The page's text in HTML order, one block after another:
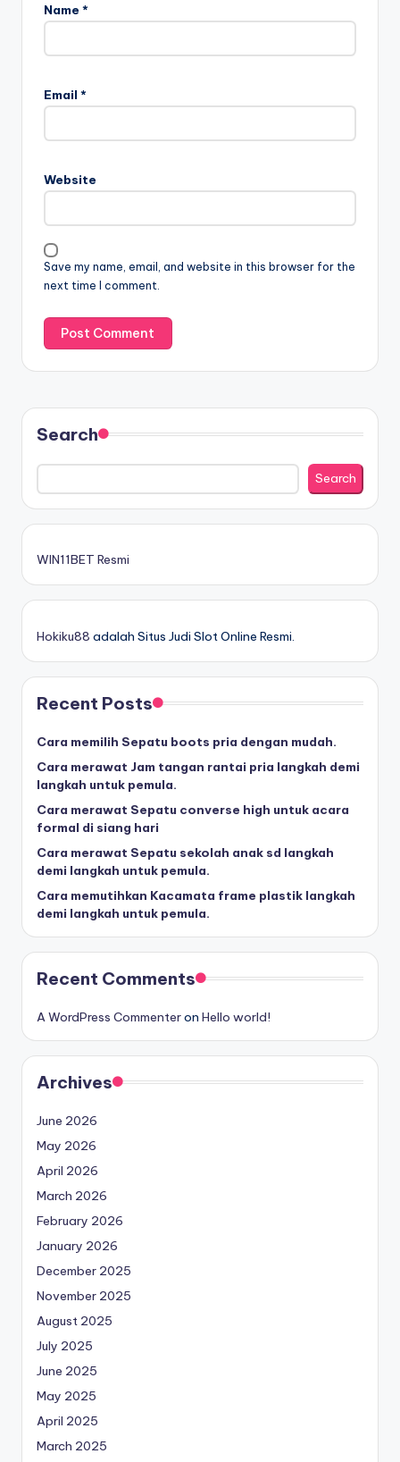
Name *
Email *
Website
Save my name, email, and website in this browser for the
next time I comment.
Search
Search
WIN11BET Resmi
Hokiku88 adalah Situs Judi Slot Online Resmi.
Recent Posts
Cara memilih Sepatu boots pria dengan mudah.
Cara merawat Jam tangan rantai pria langkah demi
langkah untuk pemula.
Cara merawat Sepatu converse high untuk acara
formal di siang hari
Cara merawat Sepatu sekolah anak sd langkah
demi langkah untuk pemula.
Cara memutihkan Kacamata frame plastik langkah
demi langkah untuk pemula.
Recent Comments
A WordPress Commenteron Hello world!
Archives
June 2026
May 2026
April 2026
March 2026
February 2026
January 2026
December 2025
November 2025
August 2025
July 2025
June 2025
May 2025
April 2025
March 2025